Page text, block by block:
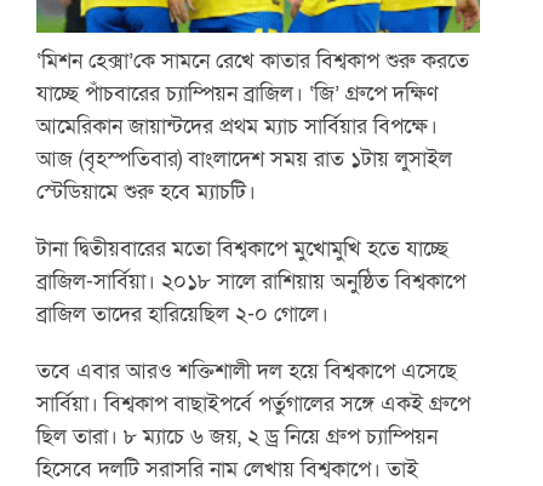
‘মিশন হেক্সা’কে সামনে রেখে কাতার বিশ্বকাপ শুরু করতে
যাচ্ছে পাঁচবারের চ্যাম্পিয়ন ব্রাজিল। ‘জি’ গ্রুপে দক্ষিণ
আমেরিকান জায়ান্টদের প্রথম ম্যাচ সার্বিয়ার বিপক্ষে।
আজ (বৃহস্পতিবার) বাংলাদেশ সময় রাত ১টায় লুসাইল
স্টেডিয়ামে শুরু হবে ম্যাচটি।
টানা দ্বিতীয়বারের মতো বিশ্বকাপে মুখোমুখি হতে যাচ্ছে
ব্রাজিল-সার্বিয়া। ২০১৮ সালে রাশিয়ায় অনুষ্ঠিত বিশ্বকাপে
ব্রাজিল তাদের হারিয়েছিল ২-০ গোলে।
তবে এবার আরও শক্তিশালী দল হয়ে বিশ্বকাপে এসেছে
সার্বিয়া। বিশ্বকাপ বাছাইপর্বে পর্তুগালের সঙ্গে একই গ্রুপে
ছিল তারা। ৮ ম্যাচে ৬ জয়, ২ ড্র নিয়ে গ্রুপ চ্যাম্পিয়ন
হিসেবে দলটি সরাসরি নাম লেখায় বিশ্বকাপে। তাই